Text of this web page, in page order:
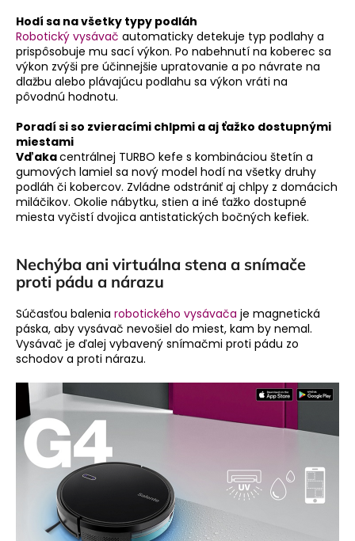
Hodí sa na všetky typy podláh
Robotický vysávač automaticky detekuje typ podlahy a
prispôsobuje mu sací výkon. Po nabehnutí na koberec sa
výkon zvýši pre účinnejšie upratovanie a po návrate na
dlažbu alebo plávajúcu podlahu sa výkon vráti na
pôvodnú hodnotu.
Poradí si so zvieracími chlpmi a aj ťažko dostupnými
miestami
Vďakacentrálnej TURBO kefe s kombináciou štetín a
gumových lamiel sa nový model hodí na všetky druhy
podláh či kobercov. Zvládne odstrániť aj chlpy z domácich
miláčikov. Okolie nábytku, stien a iné ťažko dostupné
miesta vyčistí dvojica antistatických bočných kefiek.
Nechýba ani virtuálna stena a snímače
proti pádu a nárazu
Súčasťou balenia robotického vysávača je magnetická
páska, aby vysávač nevošiel do miest, kam by nemal.
Vysávač je ďalej vybavený snímačmi proti pádu zo
schodov a proti nárazu.